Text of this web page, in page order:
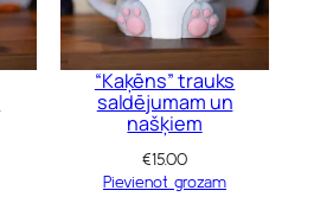
“Kaķēns” trauks
saldējumam un
našķiem
€15.00
Pievienot grozam